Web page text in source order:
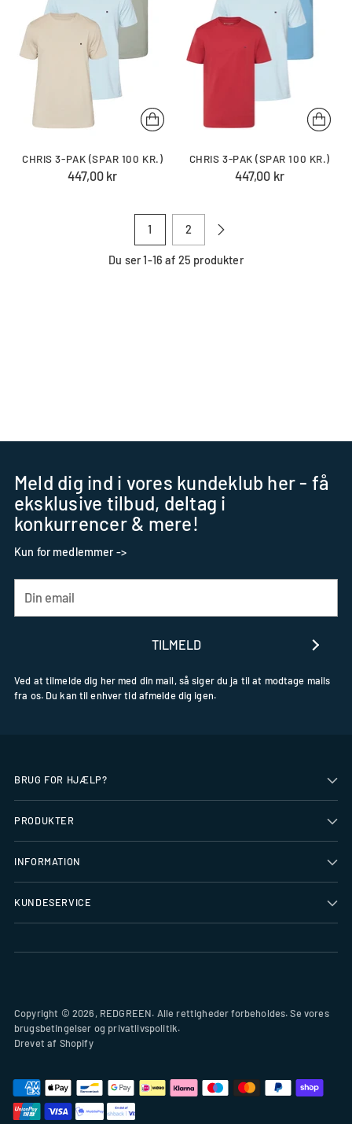
CHRIS 3-PAK (SPAR 100 KR.)
447,00 kr
CHRIS 3-PAK (SPAR 100 KR.)
447,00 kr
1 2
Du ser 1-16 af 25 produkter
Meld dig ind i vores kundeklub her - få
eksklusive tilbud, deltag i
konkurrencer & mere!
Kun for medlemmer ->
email
TILMELD
Ved at tilmelde dig her med din mail, så siger du ja til at modtage mails
fra os. Du kan til enhver tid afmelde dig igen.
BRUG FOR HJÆLP?
PRODUKTER
INFORMATION
KUNDESERVICE
Copyright © 2026, REDGREEN. Alle rettigheder forbeholdes. Se vores
brugsbetingelser og privatlivspolitik.
Drevet af Shopify